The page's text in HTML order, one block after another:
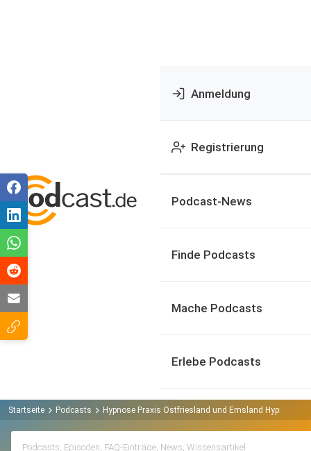
Anmeldung
Registrierung
Podcast-News
Finde Podcasts
Mache Podcasts
Erlebe Podcasts
Startseite Podcasts Hypnose Praxis Ostfriesland und Emsland Hypnose